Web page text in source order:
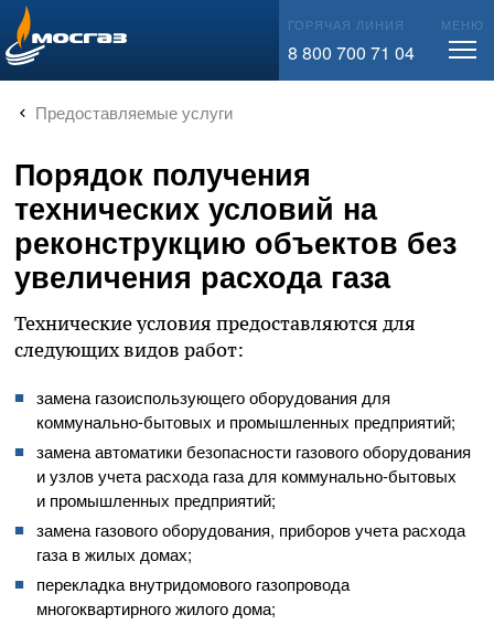
Информационный вестник
Новости Москвы
Материалы для СМИ
info@mos-gaz.ru ГОРЯЧАЯ ЛИНИЯ
8 800 700 71 04
МЕНЮ
Предоставляемые услуги
Порядок получения
технических условий на
реконструкцию объектов без
увеличения расхода газа
Технические условия предоставляются для
следующих видов работ:
замена газоиспользующего оборудования для
коммунально-бытовых и промышленных предприятий;
замена автоматики безопасности газового оборудования
и узлов учета расхода газа для коммунально-бытовых
и промышленных предприятий;
замена газового оборудования, приборов учета расхода
газа в жилых домах;
перекладка внутридомового газопровода
многоквартирного жилого дома;